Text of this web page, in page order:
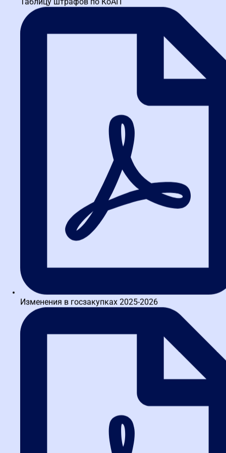
документов
штрафные санкции за просрочку
Поставка товара с
отклонениями по
Проводить выборочную проверку на
этапе мониторинга
Ввести обязательные еженедельные
совещания с фиксацией в протоколе
Привлекать независимых экспертов
FAQ: Часто задаваемые вопросы о
контроле исполнения контракта
1. Как часто нужно проводить
контрольные мероприятия?
Частота зависит от сложности контракта. Для простых
поставок достаточно проверки на этапе приемки. Для
длительных контрактов (строительство, IT-услуги)
рекомендуется ежемесячный мониторинг с промежуточными
документы?
Направить официальное требование с уведомлением о
вручении. Если отказ продолжается, это основание для
начисления пеней и одностороннего расторжения контракта.
3. Нужно ли привлекать экспертов для
Для стандартных товаров (канцелярия, расходные материалы)
эксперты не обязательны. Для сложных объектов (медицинское
4. Как документально зафиксировать
Изменения в госзакупках 2025-2026